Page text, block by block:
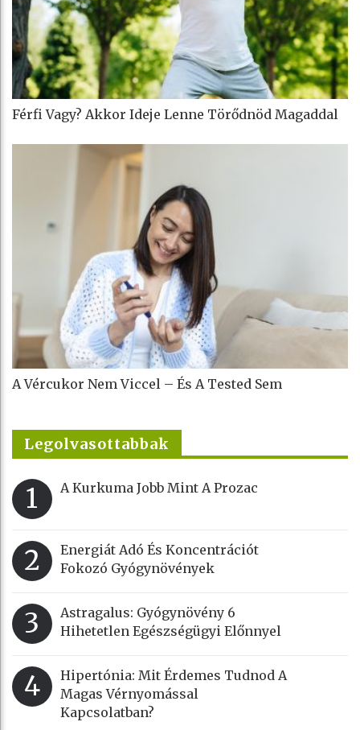
Férfi Vagy? Akkor Ideje Lenne Törődnöd Magaddal
A Vércukor Nem Viccel – És A Tested Sem
Legolvasottabbak
1 A Kurkuma Jobb Mint A Prozac
2
Energiát Adó És Koncentrációt
Fokozó Gyógynövények
3
Astragalus: Gyógynövény 6
Hihetetlen Egészségügyi Előnnyel
4
Hipertónia: Mit Érdemes Tudnod A
Magas Vérnyomással
Kapcsolatban?